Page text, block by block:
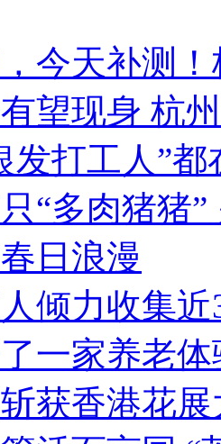
今天补测
望现身 杭
发打工人”
“多肉猪猪
日浪漫
倾力收集近
一家养老体
获香港花展